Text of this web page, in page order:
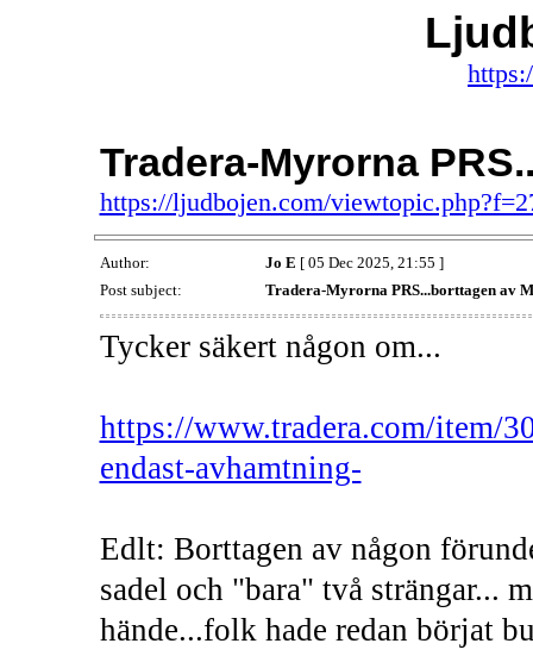
Tradera-Myrorna
https://ljudbojen.com/
Author: Jo E [ 05 Dec 2025, 21:55 ]
Post subject:
Tradera-Myrorna PRS...borttagen av
Tycker säkert någon om...
https://www.tradera.com/item/
endast-avhamtning-
Edlt: Borttagen av någon
sadel och "bara" två strängar...
hände...folk hade redan börjat